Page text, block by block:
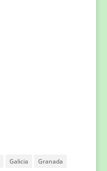
Galicia Granada